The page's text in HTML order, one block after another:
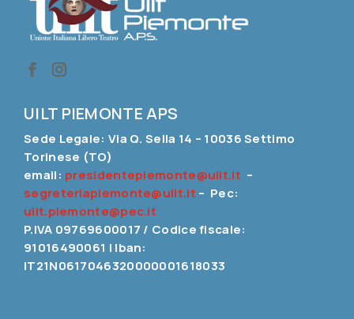
UILT PIEMONTE APS
Sede Legale: Via Q. Sella 14 – 10036 Settimo
Torinese (TO)
email: presidentepiemonte@uilt.it –
segreteriapiemonte@uilt.it – Pec:
uilt.piemonte@pec.it
P.IVA 09769600017 / Codice fiscale:
91016490061 | Iban:
IT21N0617046320000001618033